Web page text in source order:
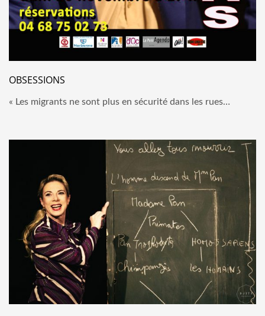
OBSESSIONS
« Les migrants ne sont plus en sécurité dans les rues…